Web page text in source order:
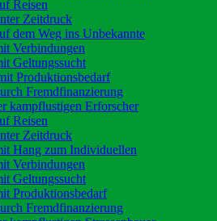
Reisen
Zeitdruck
dem Weg ins Unbekannte
Verbindungen
Geltungssucht
Produktionsbedarf
Fremdfinanzierung
kampflustigen Erforscher
Reisen
Zeitdruck
Hang zum Individuellen
Verbindungen
Geltungssucht
Produktionsbedarf
Fremdfinanzierung